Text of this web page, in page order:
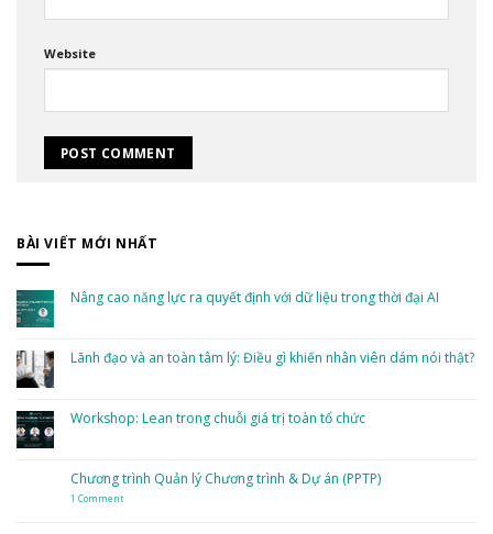
Website
BÀI VIẾT MỚI NHẤT
Nâng cao năng lực ra quyết định với dữ liệu trong thời đại AI
Nâng
cao
định
với
thời
đại
AI
Lãnh đạo và an toàn tâm lý: Điều gì khiến nhân viên dám nói thật?
đạo
lý:
Điều
gì
Workshop: Lean trong chuỗi giá trị toàn tổ chức
Workshop:
Lean
trong
chuỗi
Chương trình Quản lý Chương trình & Dự án (PPTP)
1 Commenton